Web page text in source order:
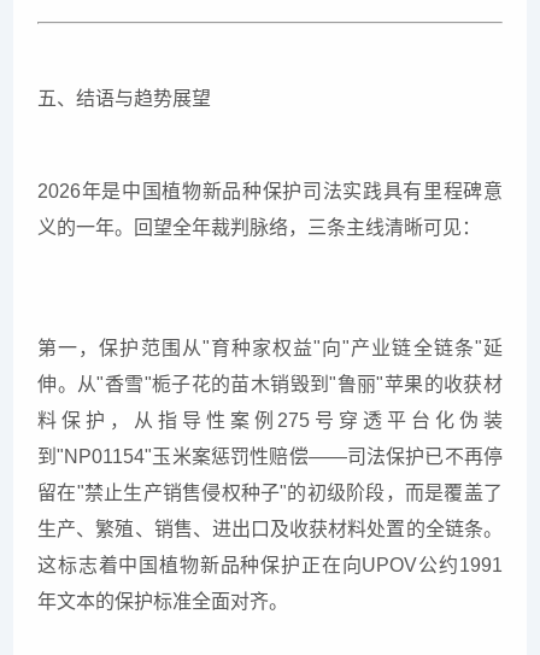
五、结语与趋势展望
2026年是中国植物新品种保护司法实践具有里程碑意
义的一年。回望全年裁判脉络，三条主线清晰可见：
第一，保护范围从"育种家权益"向"产业链全链条"延
伸。从"香雪"栀子花的苗木销毁到"鲁丽"苹果的收获材
料保护，从指导性案例275号穿透平台化伪装
到"NP01154"玉米案惩罚性赔偿——司法保护已不再停
留在"禁止生产销售侵权种子"的初级阶段，而是覆盖了
生产、繁殖、销售、进出口及收获材料处置的全链条。
这标志着中国植物新品种保护正在向UPOV公约1991
年文本的保护标准全面对齐。